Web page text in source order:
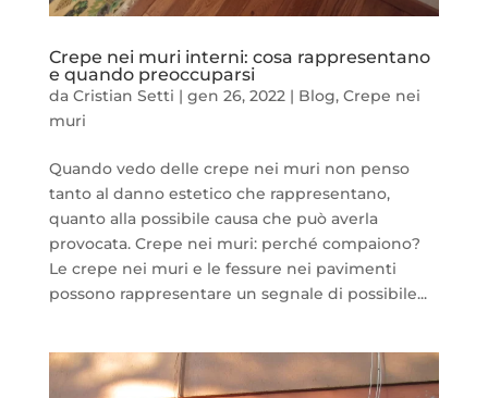
Crepe nei muri interni: cosa rappresentano
e quando preoccuparsi
da Cristian Setti | gen 26, 2022| Blog, Crepe nei
muri
Quando vedo delle crepe nei muri non penso
tanto al danno estetico che rappresentano,
quanto alla possibile causa che può averla
provocata. Crepe nei muri: perché compaiono?
Le crepe nei muri e le fessure nei pavimenti
possono rappresentare un segnale di possibile...